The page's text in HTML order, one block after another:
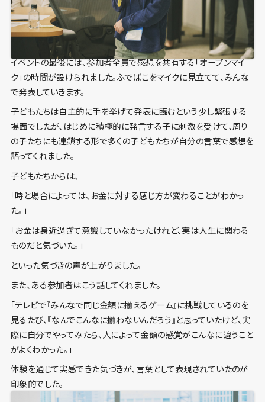
イベントの最後には、参加者全員で感想を共有する「オープンマイ
ク」の時間が設けられました。ふでばこをマイクに見立てて、みんな
で発表していきます。
子どもたちは自主的に手を挙げて発表に臨むという少し緊張する
場面でしたが、はじめに積極的に発言する子に刺激を受けて、周り
の子たちにも連鎖する形で多くの子どもたちが自分の言葉で感想を
語ってくれました。
子どもたちからは、
「時と場合によっては、お金に対する感じ方が変わることがわかっ
た。」
「お金は身近過ぎて意識していなかったけれど、実は人生に関わる
ものだと気づいた。」
といった気づきの声が上がりました。
また、ある参加者はこう話してくれました。
「テレビで『みんなで同じ金額に揃えるゲーム』に挑戦しているのを
見るたび、『なんでこんなに揃わないんだろう』と思っていたけど、実
際に自分でやってみたら、人によって金額の感覚がこんなに違うこと
がよくわかった。」
体験を通じて実感できた気づきが、言葉として表現されていたのが
印象的でした。